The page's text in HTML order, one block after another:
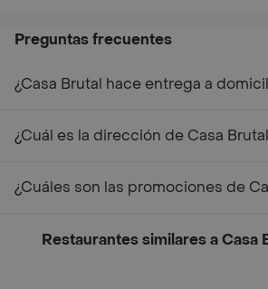
Preguntas frecuentes
¿Casa Brutal hace entrega a
¿Cuál es la dirección de Casa
¿Cuáles son las promociones de
Restaurantes similares a Casa